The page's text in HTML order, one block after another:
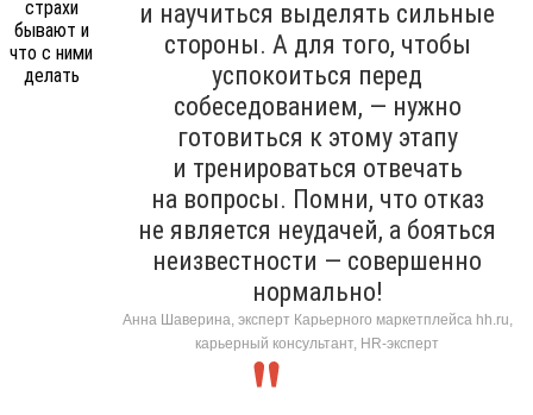
и научиться выделять сильные
стороны. А для того, чтобы
успокоиться перед
собеседованием, — нужно
готовиться к этому этапу
и тренироваться отвечать
на вопросы. Помни, что отказ
не является неудачей, а бояться
неизвестности — совершенно
нормально!
Анна Шаверина, эксперт Карьерного маркетплейса hh.ru,
карьерный консультант, HR-эксперт